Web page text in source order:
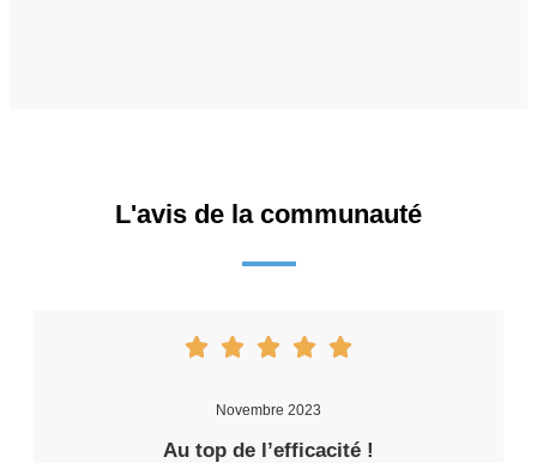
L'avis de la communauté
Novembre 2023
Au top de l’efficacité !